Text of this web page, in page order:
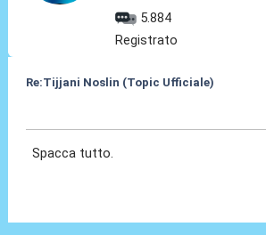
5.884
Registrato
Re:Tijjani Noslin (Topic Ufficiale)
Spacca tutto.